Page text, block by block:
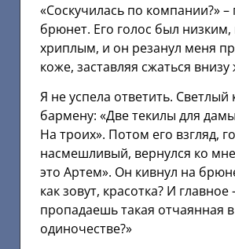
«Соскучилась по компании?» –
брюнет. Его голос был
хриплым, и он резанул меня
коже, заставляя сжаться
Я не успела ответить. Светлый
бармену: «Две текилы для
На троих». Потом его взгляд,
насмешливый, вернулся ко
это Артем». Он кивнул на
как зовут, красотка? И главное
пропадаешь такая отчаянная в
одиночестве?»